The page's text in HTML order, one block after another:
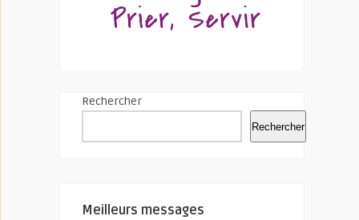
Rechercher
Rechercher
Meilleurs messages